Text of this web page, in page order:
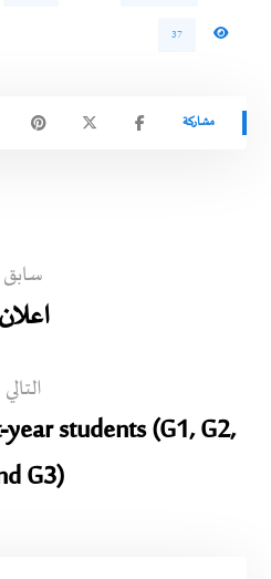
37
سابق
اعلان
التالي
students (G1, G2,
G3)